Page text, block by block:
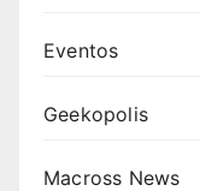
Eventos
Geekopolis
Macross News